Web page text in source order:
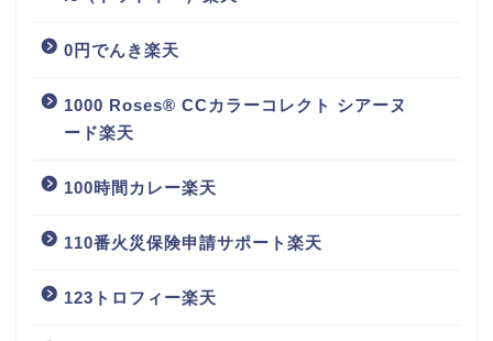
0円でんき楽天
1000 Roses® CCカラーコレクト シアーヌ
ード楽天
100時間カレー楽天
110番火災保険申請サポート楽天
123トロフィー楽天